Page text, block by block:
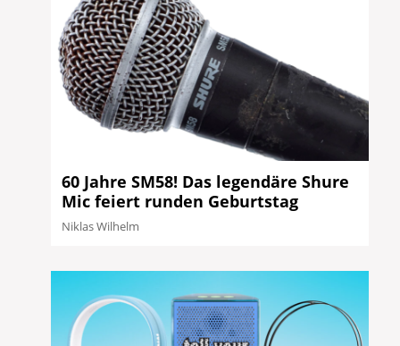
60 Jahre SM58! Das legendäre Shure
Mic feiert runden Geburtstag
Niklas Wilhelm